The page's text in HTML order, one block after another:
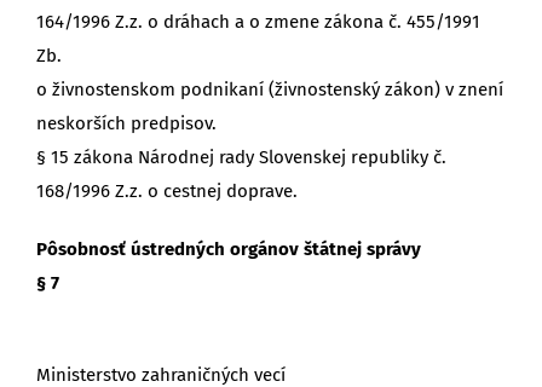
164/1996 Z.z. o dráhach a o zmene zákona č. 455/1991
Zb.
o živnostenskom podnikaní (živnostenský zákon) v znení
neskorších predpisov.
§ 15 zákona Národnej rady Slovenskej republiky č.
168/1996 Z.z. o cestnej doprave.
Pôsobnosť ústredných orgánov štátnej správy
§ 7
Ministerstvo zahraničných vecí